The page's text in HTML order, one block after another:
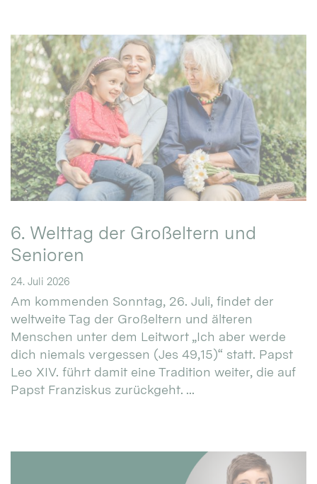
6. Welttag der Großeltern und
Senioren
24. Juli 2026
Am kommenden Sonntag, 26. Juli, findet der
weltweite Tag der Großeltern und älteren
Menschen unter dem Leitwort „Ich aber werde
dich niemals vergessen (Jes 49,15)“ statt. Papst
Leo XIV. führt damit eine Tradition weiter, die auf
Papst Franziskus zurückgeht. ...